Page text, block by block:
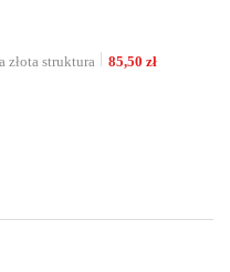
złota struktura 85,50 zł